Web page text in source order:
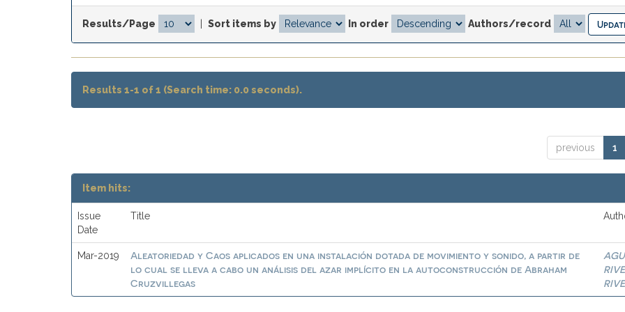
Results/Page Sort items by In order Authors/record
Results 1-1 of 1 (Search time: 0.0 seconds).
previous 1
Item hits:
Issue
Date
Title
Mar-2019
Aleatoriedad y Caos aplicados en una instalación dotada de movimiento y sonido, a partir de
lo cual se lleva a cabo un análisis del azar implícito en la autoconstrucción de Abraham
Cruzvillegas